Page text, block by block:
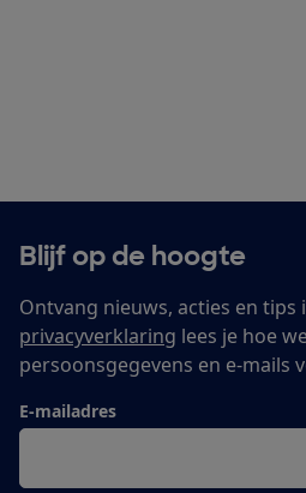
Blijf op de hoogte
Ontvang nieuws, acties en tips
privacyverklaring lees je hoe
persoonsgegevens en e-mails
E-mailadres